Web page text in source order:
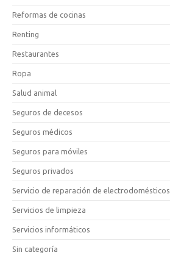
Reformas de cocinas
Renting
Restaurantes
Ropa
Salud animal
Seguros de decesos
Seguros médicos
Seguros para móviles
Seguros privados
Servicio de reparación de electrodomésticos
Servicios de limpieza
Servicios informáticos
Sin categoría